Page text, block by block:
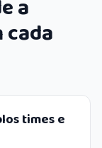
a
times e